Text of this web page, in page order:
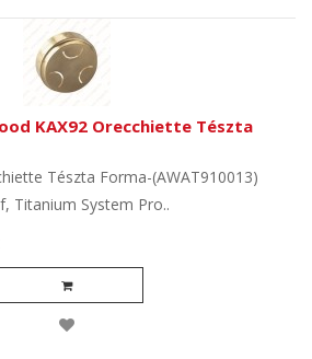
KAX92 Orecchiette Tészta
Tészta Forma-(AWAT910013)
Titanium System Pro..